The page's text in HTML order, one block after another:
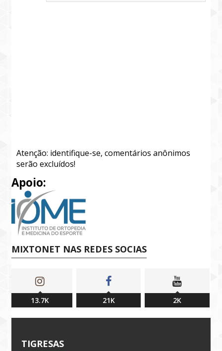
Atenção: identifique-se, comentários anônimos
serão excluídos!
Apoio:
MIXTONET NAS REDES SOCIAS
13.7K 21K 2K
TIGRESAS